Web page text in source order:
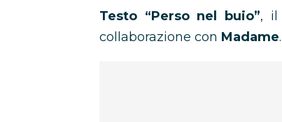
Testo “Perso nel buio”, il
collaborazione con Madame